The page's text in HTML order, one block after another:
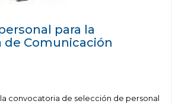
para la
de Comunicación
convocatoria de selección de personal